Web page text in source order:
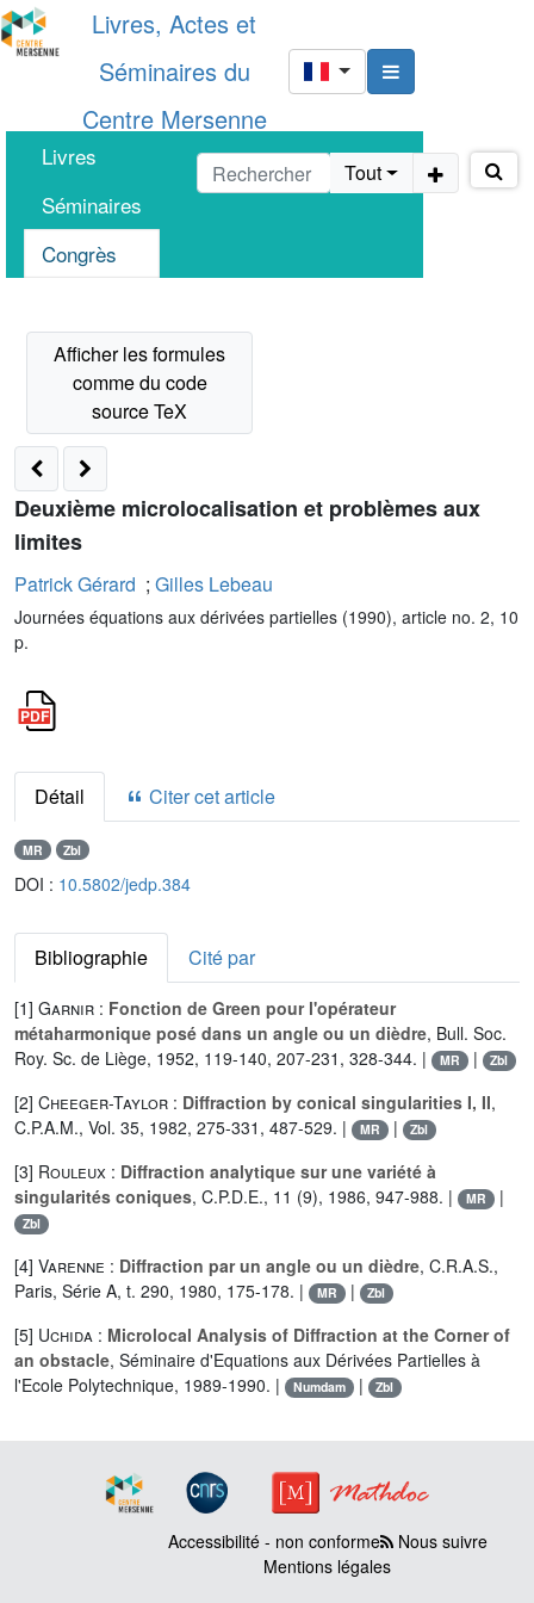
Livres, Actes et
Séminaires du
Centre Mersenne
Livres
Séminaires
Congrès
Tout
Deuxième microlocalisation et problèmes aux
limites
Patrick Gérard ; Gilles Lebeau
Journées équations aux dérivées partielles (1990), article no. 2, 10
p.
Détail Citer cet article
MR Zbl
DOI : 10.5802/jedp.384
Bibliographie Cité par
[1] Garnir : Fonction de Green pour l'opérateur
métaharmonique posé dans un angle ou un dièdre, Bull. Soc.
Roy. Sc. de Liège, 1952, 119-140, 207-231, 328-344. |
MR | Zbl
[2] Cheeger-Taylor : Diffraction by conical singularities I, II,
C.P.A.M., Vol. 35, 1982, 275-331, 487-529. |
MR | Zbl
[3] Rouleux : Diffraction analytique sur une variété à
singularités coniques, C.P.D.E., 11 (9), 1986, 947-988. | MR |
Zbl
[4] Varenne : Diffraction par un angle ou un dièdre, C.R.A.S.,
Paris, Série A, t. 290, 1980, 175-178. |
MR | Zbl
[5] Uchida : Microlocal Analysis of Diffraction at the Corner of
an obstacle, Séminaire d'Equations aux Dérivées Partielles à
l'Ecole Polytechnique, 1989-1990. |
Numdam | Zbl
Accessibilité - non conforme Nous suivre
Mentions légales